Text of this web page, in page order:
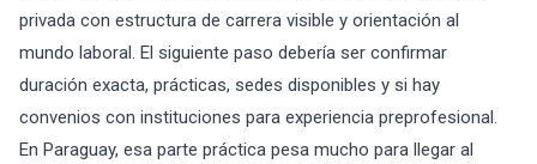
privada con estructura de carrera visible y orientación al
mundo laboral. El siguiente paso debería ser confirmar
duración exacta, prácticas, sedes disponibles y si hay
convenios con instituciones para experiencia preprofesional.
En Paraguay, esa parte práctica pesa mucho para llegar al